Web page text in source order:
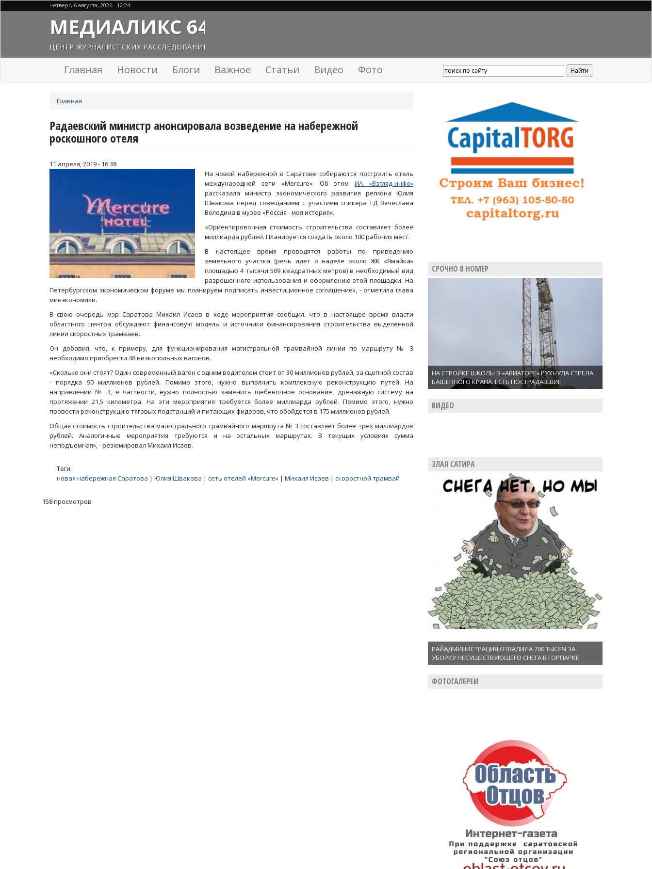
четверг, 6 августа, 2026 - 12:24
МЕДИАЛИКС 64
ЦЕНТР ЖУРНАЛИСТСКИХ РАССЛЕДОВАНИЙ
Главная Новости Блоги Важное Статьи Видео Фото
здесь
Главная
Радаевский министр анонсировала возведение на набережной
роскошного отеля
11 апреля, 2019 - 16:38
На новой набережной в Саратове собираются построить отель
международной сети «Mercure». Об этомИА «Взгляд-инфо»
рассказала министр экономического развития региона Юлия
Швакова перед совещанием с участием спикера ГД Вячеслава
Володина в музее «Россия - моя история».
«Ориентировочная стоимость строительства составляет более
миллиарда рублей. Планируется создать около 100 рабочих мест.
В настоящее время проводятся работы по приведению
земельного участка (речь идет о наделе около ЖК «Ямайка»
площадью 4 тысячи 509 квадратных метров) в необходимый вид
разрешенного использования и оформлению этой площадки. На
Петербургском экономическом форуме мы планируем подписать инвестиционное соглашение», - отметила глава
минэкономики.
В свою очередь мэр Саратова Михаил Исаев в ходе мероприятия сообщил, что в настоящее время власти
областного центра обсуждают финансовую модель и источники финансирования строительства выделенной
линии скоростных трамваев.
Он добавил, что, к примеру, для функционирования магистральной трамвайной линии по маршруту № 3
необходимо приобрести 48 низкопольных вагонов.
«Сколько они стоят? Один современный вагон с одним водителем стоит от 30 миллионов рублей, за сцепной состав
- порядка 90 миллионов рублей. Помимо этого, нужно выполнить комплексную реконструкцию путей. На
направлении № 3, в частности, нужно полностью заменить щебеночное основание, дренажную систему на
протяжении 21,5 километра. На эти мероприятия требуется более миллиарда рублей. Помимо этого, нужно
провести реконструкцию тяговых подстанций и питающих фидеров, что обойдется в 175 миллионов рублей.
Общая стоимость строительства магистрального трамвайного маршрута № 3 составляет более трех миллиардов
рублей. Аналогичные мероприятия требуются и на остальных маршрутах. В текущих условиях сумма
неподъемная», - резюмировал Михаил Исаев.
Теги:
новая набережная Саратова | Юлия Швакова | сеть отелей «Mercure» | Михаил Исаев | скоростной трамвай
158 просмотров
СРОЧНО В НОМЕР
НА СТРОЙКЕ ШКОЛЫ В «АВИАТОРЕ» РУХНУЛА СТРЕЛА
БАШЕННОГО КРАНА. ЕСТЬ ПОСТРАДАВШИЕ
ВИДЕО
ЗЛАЯ САТИРА
РАЙАДМИНИСТРАЦИЯ ОТВАЛИЛА 700 ТЫСЯЧ ЗА
УБОРКУ НЕСУЩЕСТВУЮЩЕГО СНЕГА В ГОРПАРКЕ
ФОТОГАЛЕРЕИ